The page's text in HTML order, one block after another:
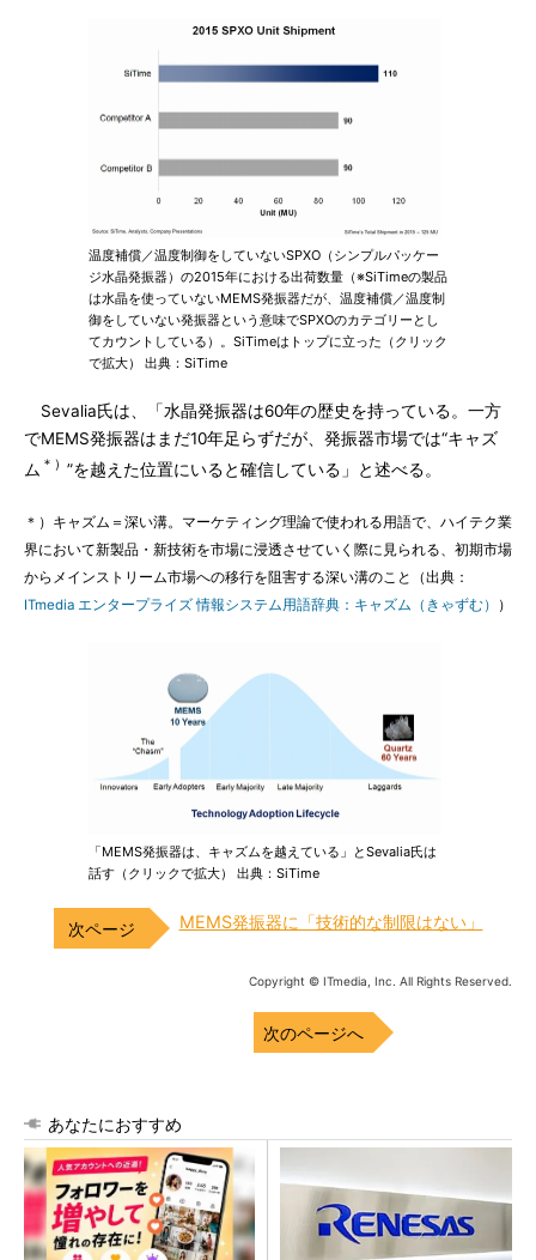
温度補償／温度制御をしていないSPXO（シンプルパッケー
ジ水晶発振器）の2015年における出荷数量（※SiTimeの製品
は水晶を使っていないMEMS発振器だが、温度補償／温度制
御をしていない発振器という意味でSPXOのカテゴリーとし
てカウントしている）。SiTimeはトップに立った（クリック
で拡大） 出典：SiTime
Sevalia氏は、「水晶発振器は60年の歴史を持っている。一方
でMEMS発振器はまだ10年足らずだが、発振器市場では“キャズ
ム ＊） ”を越えた位置にいると確信している」と述べる。
＊）キャズム＝深い溝。マーケティング理論で使われる用語で、ハイテク業
界において新製品・新技術を市場に浸透させていく際に見られる、初期市場
からメインストリーム市場への移行を阻害する深い溝のこと（出典：
ITmedia エンタープライズ 情報システム用語辞典：キャズム（きゃずむ）
）
「MEMS発振器は、キャズムを越えている」とSevalia氏は
話す（クリックで拡大） 出典：SiTime
MEMS発振器に「技術的な制限はない」
Copyright © ITmedia, Inc. All Rights Reserved.
次のページへ
あなたにおすすめ